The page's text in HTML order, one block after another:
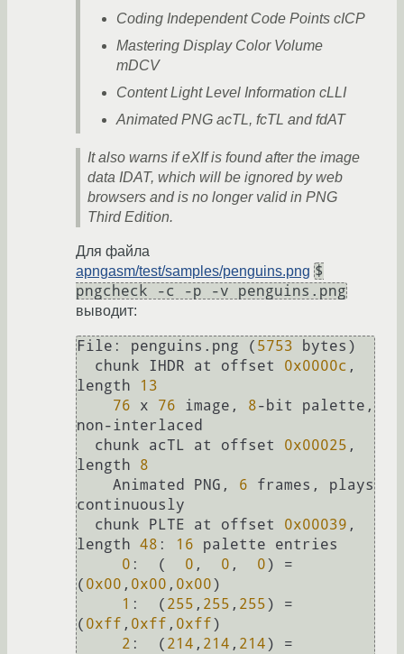
Coding Independent Code Points cICP
Mastering Display Color Volume
mDCV
Content Light Level Information cLLI
Animated PNG acTL, fcTL and fdAT
It also warns if eXIf is found after the image
data IDAT, which will be ignored by web
browsers and is no longer valid in PNG
Third Edition.
Для файла
apngasm/test/samples/penguins.png $
pngcheck -c -p -v penguins.png
выводит:
File: penguins.png ( 5753 bytes)
  chunk IHDR at offset
0x0000c ,
length
13
76 x 76 image, 8-bit palette,
non-interlaced
  chunk acTL at offset
0x00025 ,
length 8
    Animated PNG,
6 frames, plays
continuously
  chunk PLTE at offset
0x00039 ,
length 48 : 16 palette entries
0 :  ( 0 , 0 , 0) =
( 0x00 , 0x00 , 0x00)
1 :  ( 255 , 255 , 255) =
( 0xff , 0xff , 0xff)
2 :  ( 214 , 214 , 214) =